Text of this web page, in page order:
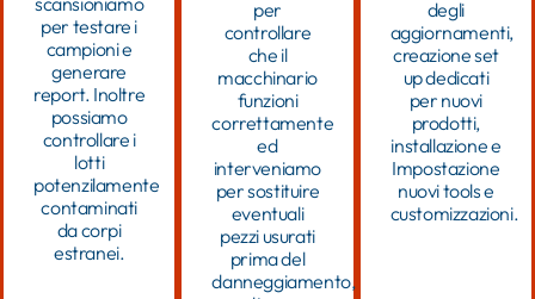
per testare i
campioni e
generare
report. Inoltre
possiamo
controllare i
lotti
potenzilamente
contaminati
da corpi
estranei.
per
controllare
che il
macchinario
funzioni
correttamente
ed
interveniamo
per sostituire
eventuali
pezzi usurati
prima del
danneggiamento,
degli
aggiornamenti,
creazione set
up dedicati
per nuovi
prodotti,
installazione e
Impostazione
nuovi tools e
customizzazioni.